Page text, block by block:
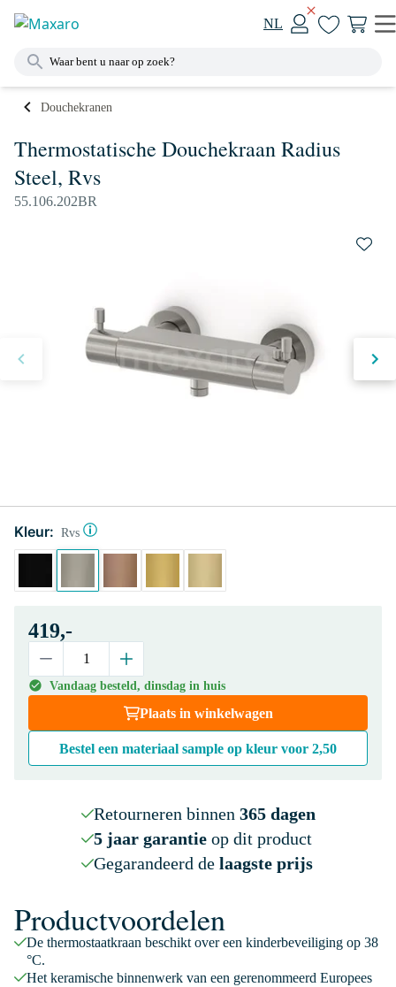
NL
Douchekranen
Thermostatische Douchekraan Radius
Steel, Rvs
55.106.202BR
Kleur: Rvs
419,-
Vandaag besteld, dinsdag in huis
Plaats in winkelwagen
Bestel een materiaal sample op kleur voor 2,50
Retourneren binnen 365 dagen
5 jaar garantieop dit product
Gegarandeerd de laagste prijs
Productvoordelen
De thermostaatkraan beschikt over een kinderbeveiliging op 38
°C.
Het keramische binnenwerk van een gerenommeerd Europees